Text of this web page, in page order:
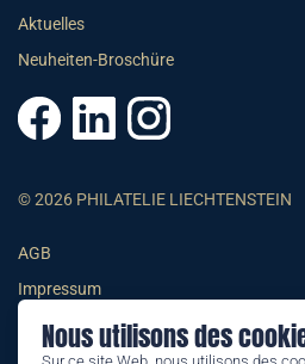
Nous utilisons des
Aktuelles
Neuheiten-Broschüre
© 2026 PHILATELIE LIECHTENSTEIN
AGB
Impressum
Datenschutzerklärung